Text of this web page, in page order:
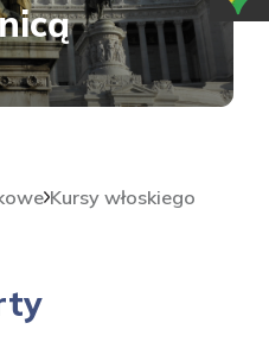
Kursy włoskiego